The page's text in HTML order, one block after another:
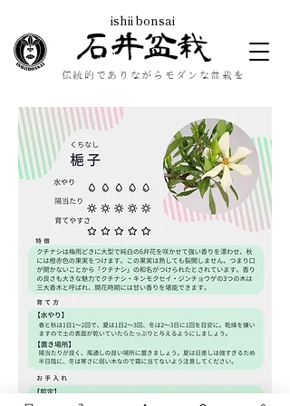
ishii bonsai
石井盆栽
伝統的でありながらモダンな盆栽を